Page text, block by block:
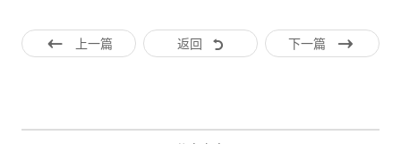
上一篇 返回 下一篇